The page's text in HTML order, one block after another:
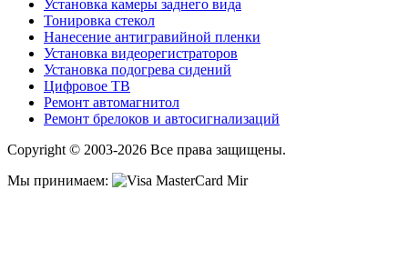
Установка камеры заднего вида
Тонировка стекол
Нанесение антигравийной пленки
Установка видеорегистраторов
Установка подогрева сидений
Цифровое ТВ
Ремонт автомагнитол
Ремонт брелоков и автосигнализаций
Copyright © 2003-2026 Все права защищены.
Мы принимаем: